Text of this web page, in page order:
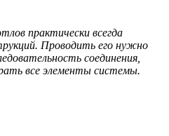
практически всегда
Проводить его нужно
соединения,
все элементы системы.